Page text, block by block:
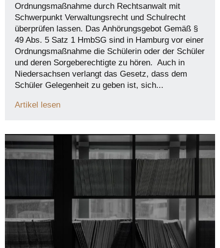
Ordnungsmaßnahme durch Rechtsanwalt mit
Schwerpunkt Verwaltungsrecht und Schulrecht
überprüfen lassen. Das Anhörungsgebot Gemäß §
49 Abs. 5 Satz 1 HmbSG sind in Hamburg vor einer
Ordnungsmaßnahme die Schülerin oder der Schüler
und deren Sorgeberechtigte zu hören. Auch in
Niedersachsen verlangt das Gesetz, dass dem
Schüler Gelegenheit zu geben ist, sich...
Artikel lesen